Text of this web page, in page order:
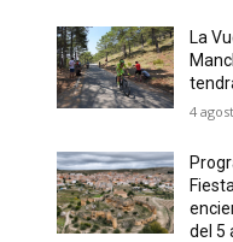
La
4
del 5